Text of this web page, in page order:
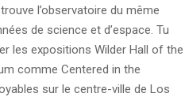
l’observatoire du même
de science et d’espace. Tu
les expositions Wilder Hall of the
comme Centered in the
sur le centre-ville de Los